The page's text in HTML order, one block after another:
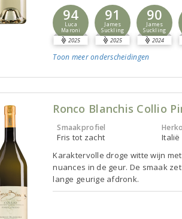
94
Luca
Maroni
2025
91
James
Suckling
2025
90
James
Suckling
2024
Toon meeronderscheidingen
Ronco Blanchis Collio
Smaakprofiel
Fris tot zacht
Italië
Karaktervolle droge witte wijn
nuances in de geur. De smaak
lange geurige afdronk.